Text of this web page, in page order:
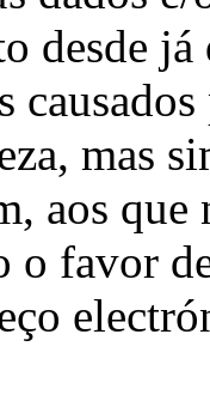
desde
mas
aos
o favor